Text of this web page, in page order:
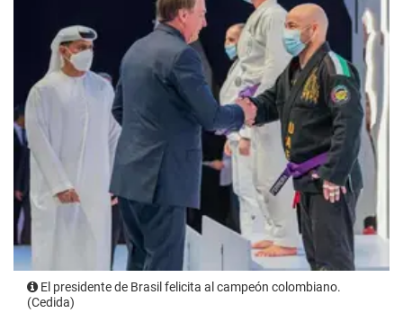
El presidente de Brasil felicita al campeón colombiano.
(Cedida)